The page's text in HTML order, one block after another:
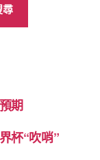
尋
期
杯“吹哨”